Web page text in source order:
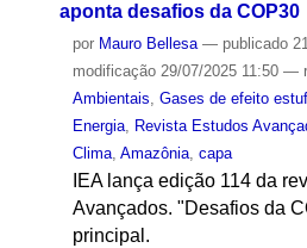
aponta desafios da COP30
por Mauro Bellesa — publicado
modificação29/07/2025 11:50 —
Ambientais, Gases de efeito
Energia, Revista Estudos
Clima, Amazônia, capa
IEA lança edição 114 da
Avançados. "Desafios da
principal.